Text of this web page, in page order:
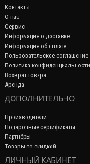
Контакты
О нас
Сервис
Информация о доставке
Информация об оплате
Пользовательское соглашение
Политика конфиденциальности
Возврат товара
Аренда
ДОПОЛНИТЕЛЬНО
Производители
Подарочные сертификаты
Партнёры
Товары со скидкой
ЛИЧНЫЙ КАБИНЕТ